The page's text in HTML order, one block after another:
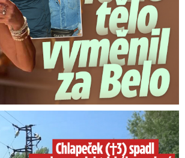
Matka vydala vyjádření na 16 stran